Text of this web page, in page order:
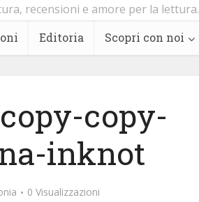
recensioni e amore per la lettura.
Editoria Scopri con noi
copy-
inknot
0 Visualizzazioni